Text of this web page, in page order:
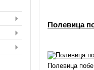
Полевица
Полевица